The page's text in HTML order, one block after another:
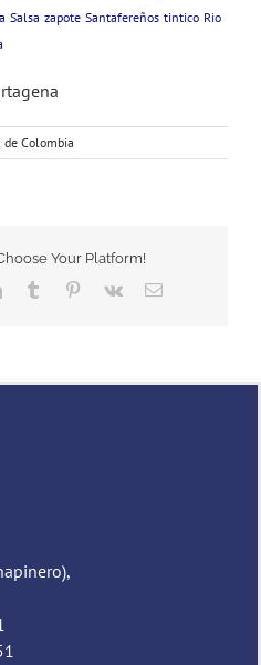
Salsa zapote Santafereños tintico Rio
Colombia
Your Platform!
LinkedInTumblr Pinterest
Vk Email